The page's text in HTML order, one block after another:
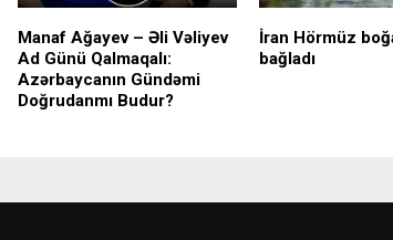
Manaf Ağayev – Əli Vəliyev
Ad Günü Qalmaqalı:
Azərbaycanın Gündəmi
Doğrudanmı Budur?
İran Hörmüz
bağladı